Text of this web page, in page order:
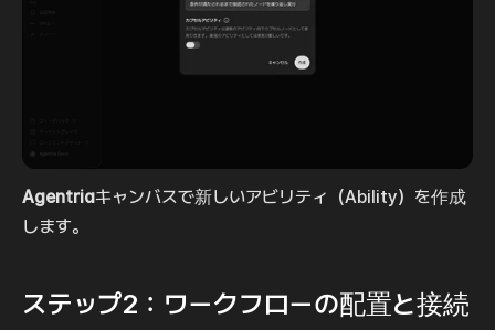
Agentriaキャンバスで新しいアビリティ（Ability）を作成
します。
ステップ2：ワークフローの配置と接続